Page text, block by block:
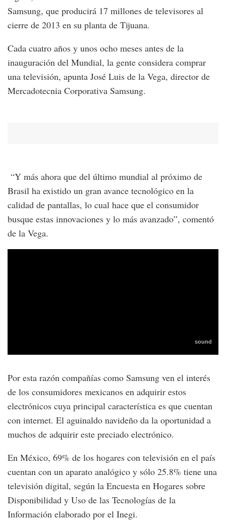
Samsung, que producirá 17 millones de televisores al
cierre de 2013 en su planta de Tijuana.
Cada cuatro años y unos ocho meses antes de la
inauguración del Mundial, la gente considera comprar
una televisión, apunta José Luis de la Vega, director de
Mercadotecnia Corporativa Samsung.
“Y más ahora que del último mundial al próximo de
Brasil ha existido un gran avance tecnológico en la
calidad de pantallas, lo cual hace que el consumidor
busque estas innovaciones y lo más avanzado”, comentó
de la Vega.
Por esta razón compañías como Samsung ven el interés
de los consumidores mexicanos en adquirir estos
electrónicos cuya principal característica es que cuentan
con internet. El aguinaldo navideño da la oportunidad a
muchos de adquirir este preciado electrónico.
En México, 69% de los hogares con televisión en el país
cuentan con un aparato analógico y sólo 25.8% tiene una
televisión digital, según la Encuesta en Hogares sobre
Disponibilidad y Uso de las Tecnologías de la
Información elaborado por el Inegi.